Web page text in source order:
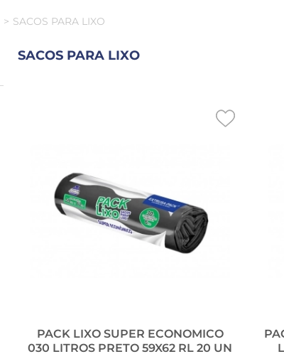
SACOS PARA LIXO
SACOS PARA LIXO
PACK LIXO SUPER ECONOMICO
030 LITROS PRETO 59X62 RL 20 UN